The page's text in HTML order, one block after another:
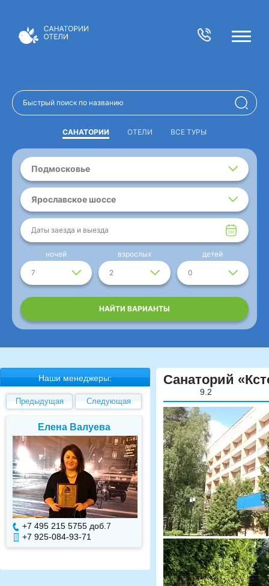
САНАТОРИИ ОТЕЛИ ВСЕ ТУРЫ
Подмосковье
Ярославское шоссе
Даты заезда и выезда
7
ночей
2
взрослых
0
детей
НАЙТИ ВАРИАНТЫ
Наши менеджеры:
Предыдущая Следующая
Елена Валуева
+7 495 215 5755 доб. 7
+7 925-084-93-71
Светлана
+7 495 215 5755 доб.
+7 925-084-93-70
Санаторий
9.2